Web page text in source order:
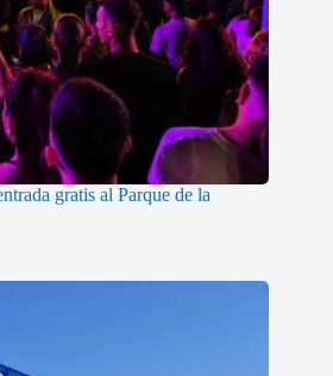
gratis al Parque de la